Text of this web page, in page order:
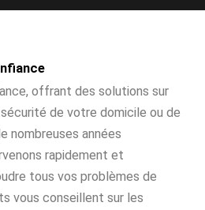
offrant des solutions sur
de votre domicile ou de
nombreuses années
rapidement et
tous vos problèmes de
vous conseillent sur les